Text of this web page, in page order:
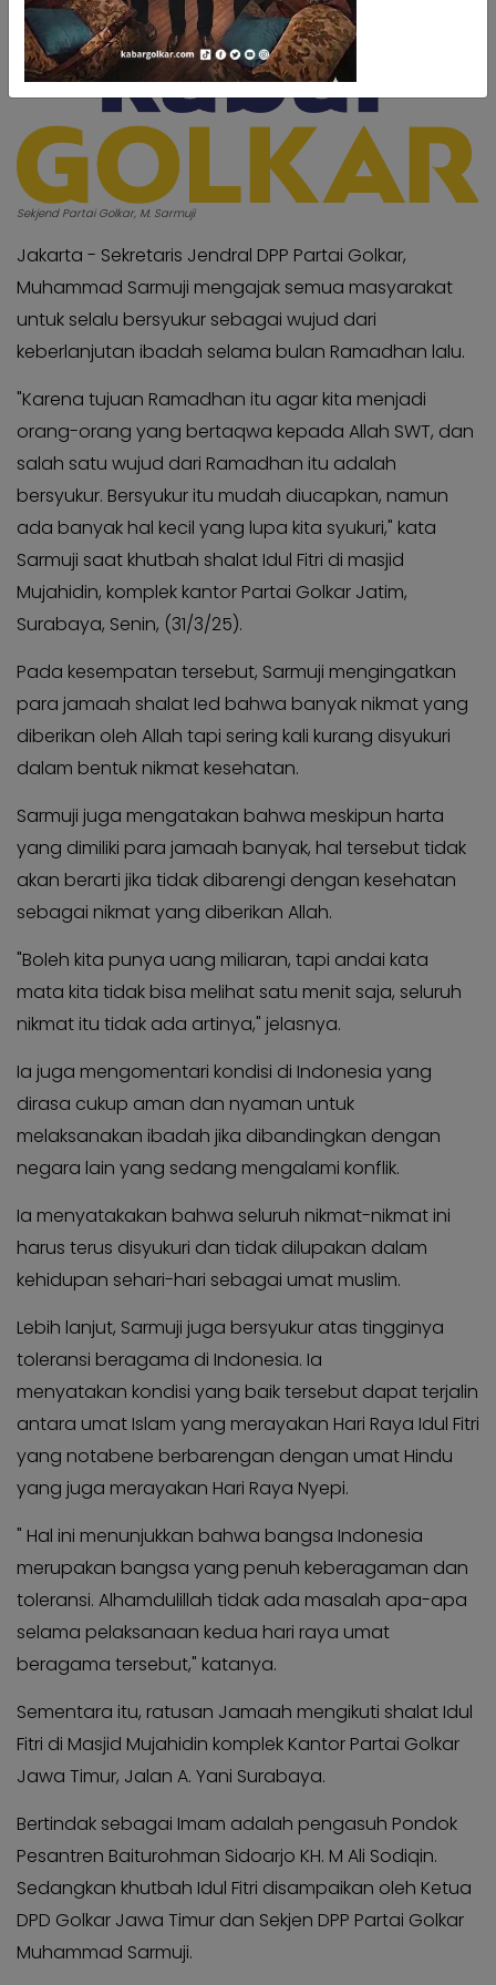
Kabar
Pilkada
Opini
Kabar
Kader
Kabar
Kabar
Kabar
Kabinet
Kabar
UKM
DPP
Kagol
Kabar
Photo
Kabar
Pilkada
Opini
Kader
Kabar
Kabar
Kabar
Kabar
DPP
Pojok
Kagol
KABAR
KADER
Sekjend Partai Golkar, M. Sarmuji
Jakarta - Sekretaris Jendral DPP Partai Golkar,
Muhammad Sarmuji mengajak semua masyarakat
untuk selalu bersyukur sebagai wujud dari
keberlanjutan ibadah selama bulan Ramadhan lalu.
"Karena tujuan Ramadhan itu agar kita menjadi
orang-orang yang bertaqwa kepada Allah SWT, dan
salah satu wujud dari Ramadhan itu adalah
bersyukur. Bersyukur itu mudah diucapkan, namun
ada banyak hal kecil yang lupa kita syukuri," kata
Sarmuji saat khutbah shalat Idul Fitri di masjid
Mujahidin, komplek kantor Partai Golkar Jatim,
Surabaya, Senin, (31/3/25).
Pada kesempatan tersebut, Sarmuji mengingatkan
para jamaah shalat Ied bahwa banyak nikmat yang
diberikan oleh Allah tapi sering kali kurang disyukuri
dalam bentuk nikmat kesehatan.
Sarmuji juga mengatakan bahwa meskipun harta
yang dimiliki para jamaah banyak, hal tersebut tidak
akan berarti jika tidak dibarengi dengan kesehatan
sebagai nikmat yang diberikan Allah.
"Boleh kita punya uang miliaran, tapi andai kata
mata kita tidak bisa melihat satu menit saja, seluruh
nikmat itu tidak ada artinya," jelasnya.
Ia juga mengomentari kondisi di Indonesia yang
dirasa cukup aman dan nyaman untuk
melaksanakan ibadah jika dibandingkan dengan
negara lain yang sedang mengalami konflik.
Ia menyatakakan bahwa seluruh nikmat-nikmat ini
harus terus disyukuri dan tidak dilupakan dalam
kehidupan sehari-hari sebagai umat muslim.
Lebih lanjut, Sarmuji juga bersyukur atas tingginya
toleransi beragama di Indonesia. Ia
menyatakan kondisi yang baik tersebut dapat terjalin
antara umat Islam yang merayakan Hari Raya Idul Fitri
yang notabene berbarengan dengan umat Hindu
yang juga merayakan Hari Raya Nyepi.
" Hal ini menunjukkan bahwa bangsa Indonesia
merupakan bangsa yang penuh keberagaman dan
toleransi. Alhamdulillah tidak ada masalah apa-apa
selama pelaksanaan kedua hari raya umat
beragama tersebut," katanya.
Sementara itu, ratusan Jamaah mengikuti shalat Idul
Fitri di Masjid Mujahidin komplek Kantor Partai Golkar
Jawa Timur, Jalan A. Yani Surabaya.
Bertindak sebagai Imam adalah pengasuh Pondok
Pesantren Baiturohman Sidoarjo KH. M Ali Sodiqin.
Sedangkan khutbah Idul Fitri disampaikan oleh Ketua
DPD Golkar Jawa Timur dan Sekjen DPP Partai Golkar
Muhammad Sarmuji.